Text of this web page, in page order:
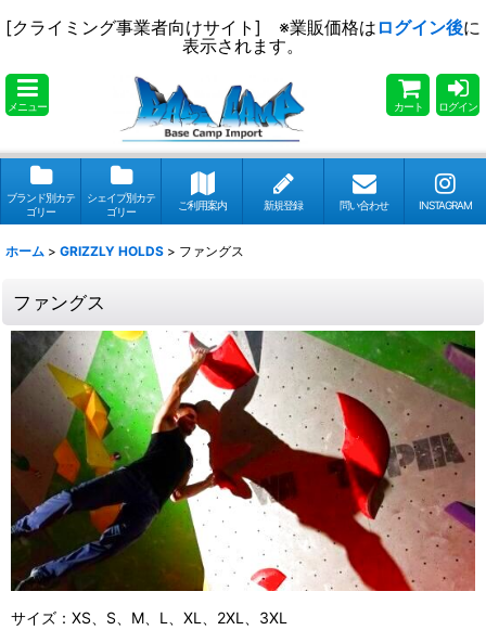
[クライミング事業者向けサイト] ※業販価格は ログイン後に
表示されます。
メニュー カート ログイン
ブランド別カテ
ゴリー
シェイプ別カテ
ゴリー
ご利用案内 新規登録 問い合わせ INSTAGRAM
ホーム > GRIZZLY HOLDS > ファングス
ファングス
サイズ：XS、S、M、L、XL、2XL、3XL